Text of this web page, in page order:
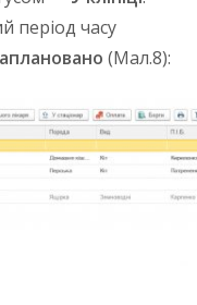
період часу
(Мал.8):